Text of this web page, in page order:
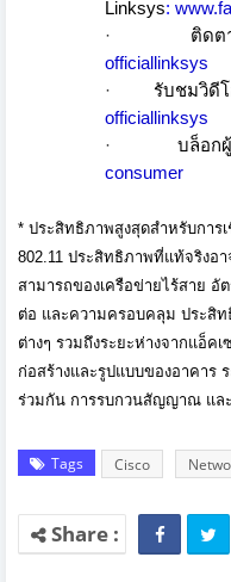
Linksys:
·
ติดต
officiallinksys
·
รับชมวิดี
officiallinksys
·
บล็อก
consumer
* ประสิทธิภาพสูงสุดสำหรับการเ
802.11 ประสิทธิภาพที่แท้จริงอ
สามารถของเครือข่ายไร้สาย อั
ต่อ และความครอบคลุม ประสิ
ต่างๆ รวมถึงระยะห่างจากแอ็
ก่อสร้างและรูปแบบของอาคาร
ร่วมกัน การรบกวนสัญญาณ แล
Tags Cisco